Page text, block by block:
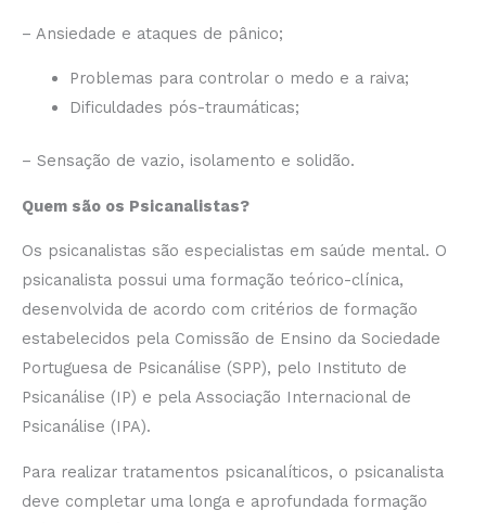
– Ansiedade e ataques de pânico;
Problemas para controlar o medo e a raiva;
Dificuldades pós-traumáticas;
– Sensação de vazio, isolamento e solidão.
Quem são os Psicanalistas?
Os psicanalistas são especialistas em saúde mental. O
psicanalista possui uma formação teórico-clínica,
desenvolvida de acordo com critérios de formação
estabelecidos pela Comissão de Ensino da Sociedade
Portuguesa de Psicanálise (SPP), pelo Instituto de
Psicanálise (IP) e pela Associação Internacional de
Psicanálise (IPA).
Para realizar tratamentos psicanalíticos, o psicanalista
deve completar uma longa e aprofundada formação